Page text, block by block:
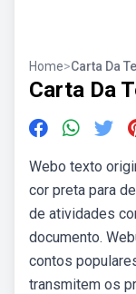
Home>Carta Da
Carta Da
Webo texto
cor preta para
de atividades
documento.
contos
transmitem os